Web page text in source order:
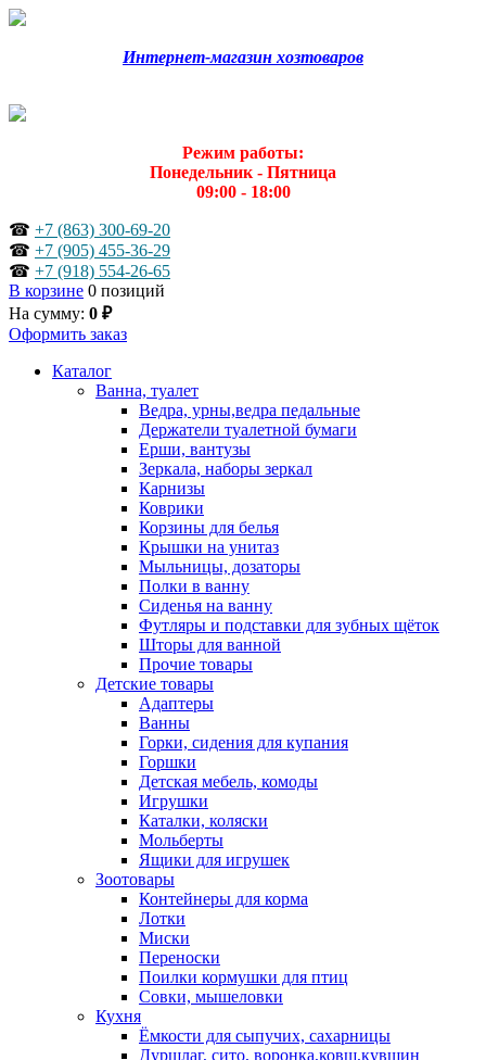
Интернет-магазин хозтоваров
Режим работы:
Понедельник - Пятница
09:00 - 18:00
☎ +7 (863) 300-69-20
☎ +7 (905) 455-36-29
☎ +7 (918) 554-26-65
В корзине 0 позиций
На сумму: 0 ₽
Оформить заказ
Каталог
Ванна, туалет
Ведра, урны,ведра педальные
Держатели туалетной бумаги
Ерши, вантузы
Зеркала, наборы зеркал
Карнизы
Коврики
Корзины для белья
Крышки на унитаз
Мыльницы, дозаторы
Полки в ванну
Сиденья на ванну
Футляры и подставки для зубных щёток
Шторы для ванной
Прочие товары
Детские товары
Адаптеры
Ванны
Горки, сидения для купания
Горшки
Детская мебель, комоды
Игрушки
Каталки, коляски
Мольберты
Ящики для игрушек
Зоотовары
Контейнеры для корма
Лотки
Миски
Переноски
Поилки кормушки для птиц
Совки, мышеловки
Кухня
Ёмкости для сыпучих, сахарницы
Дуршлаг, сито, воронка,ковш,кувшин